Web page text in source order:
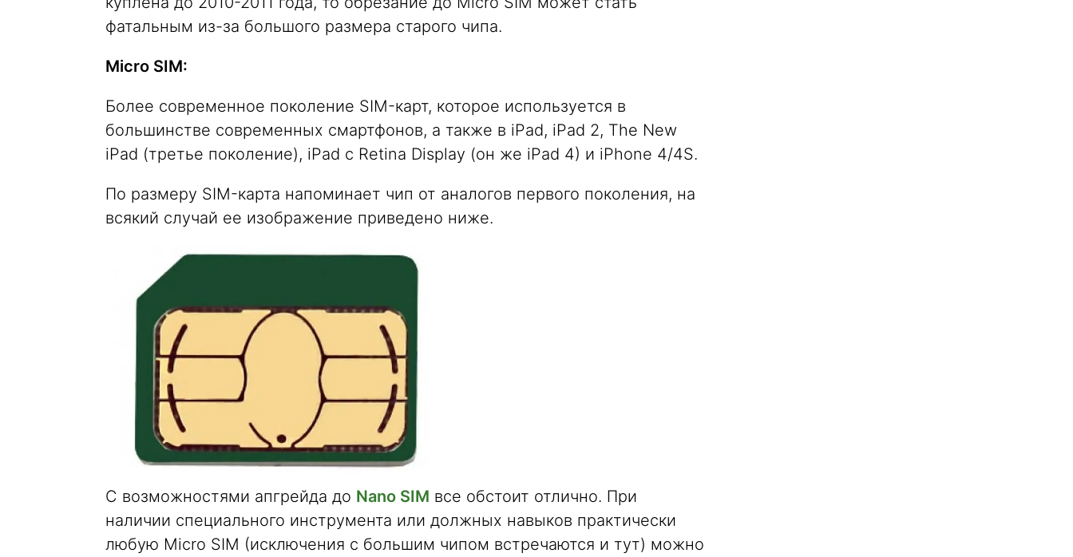
фатальным из-за большого размера старого чипа.
Micro SIM:
Более современное поколение SIM-карт, которое используется в
большинстве современных смартфонов, а также в iPad, iPad 2, The New
iPad (третье поколение), iPad с Retina Display (он же iPad 4) и iPhone 4/4S.
По размеру SIM-карта напоминает чип от аналогов первого поколения, на
всякий случай ее изображение приведено ниже.
С возможностями апгрейда до Nano SIM все обстоит отлично. При
наличии специального инструмента или должных навыков практически
любую Micro SIM (исключения с большим чипом встречаются и тут) можно